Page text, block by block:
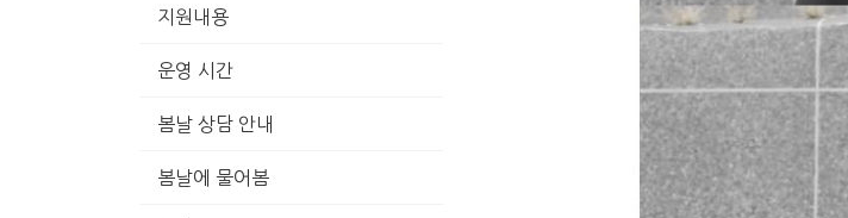
지원내용
운영 시간
봄날 상담 안내
봄날에 물어봄